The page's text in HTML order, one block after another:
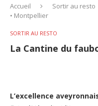
Accueil Sortir au resto
• Montpellier
SORTIR AU RESTO
La Cantine du
L’excellence